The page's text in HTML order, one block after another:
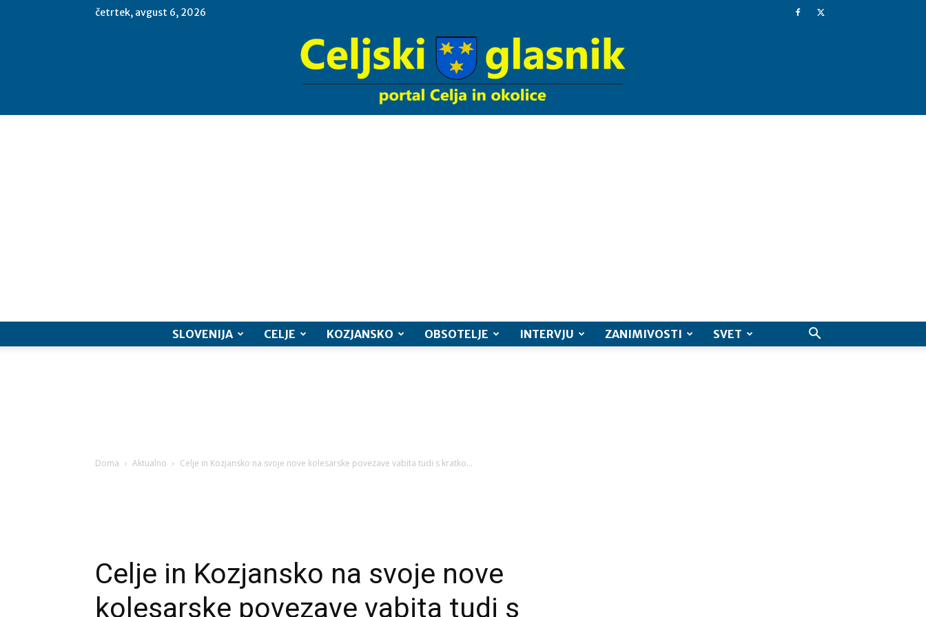
četrtek, avgust 6, 2026
SLOVENIJA CELJE KOZJANSKO OBSOTELJE INTERVJU ZANIMIVOSTI SVET
Doma Aktualno Celje in Kozjansko na svoje nove kolesarske povezave vabita tudi s kratko...
Celje in Kozjansko na svoje nove
kolesarske povezave vabita tudi s